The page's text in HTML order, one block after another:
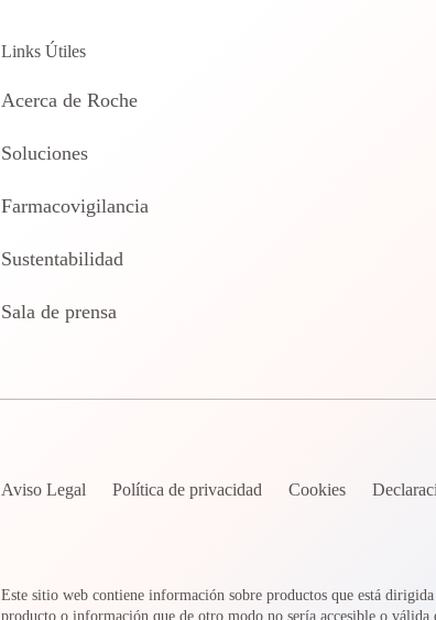
Links Útiles
Acerca de Roche
Soluciones
Farmacovigilancia
Sustentabilidad
Sala de prensa
Aviso Legal Política de privacidad Cookies
Este sitio web contiene información sobre productos que está
producto o información que de otro modo no sería accesible o válida